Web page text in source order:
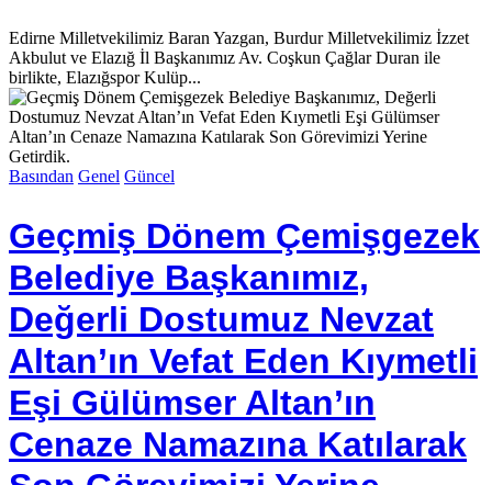
Edirne Milletvekilimiz Baran Yazgan, Burdur Milletvekilimiz İzzet
Akbulut ve Elazığ İl Başkanımız Av. Coşkun Çağlar Duran ile
birlikte, Elazığspor Kulüp...
Basından Genel Güncel
Geçmiş Dönem Çemişgezek
Belediye Başkanımız,
Değerli Dostumuz Nevzat
Altan’ın Vefat Eden Kıymetli
Eşi Gülümser Altan’ın
Cenaze Namazına Katılarak